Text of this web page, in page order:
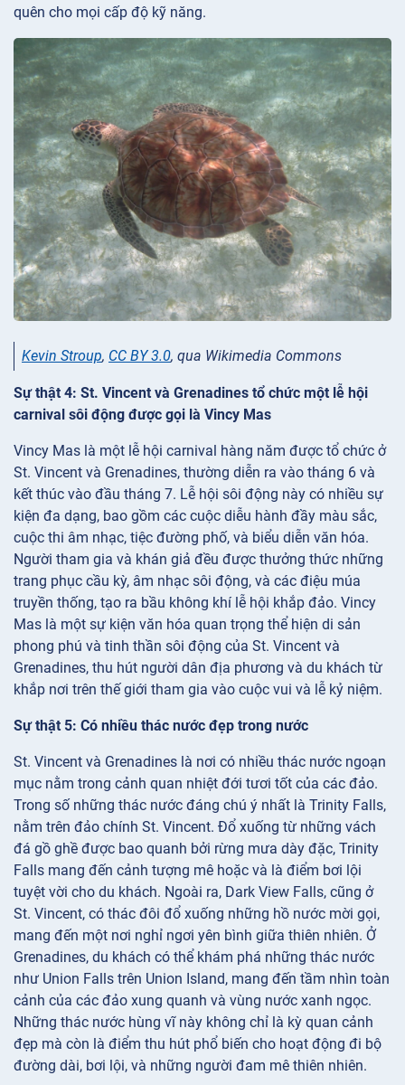
quên cho mọi cấp độ kỹ năng.
Kevin Stroup, CC BY 3.0, qua Wikimedia Commons
Sự thật 4: St. Vincent và Grenadines tổ chức một lễ hội
carnival sôi động được gọi là Vincy Mas
Vincy Mas là một lễ hội carnival hàng năm được tổ chức ở
St. Vincent và Grenadines, thường diễn ra vào tháng 6 và
kết thúc vào đầu tháng 7. Lễ hội sôi động này có nhiều sự
kiện đa dạng, bao gồm các cuộc diễu hành đầy màu sắc,
cuộc thi âm nhạc, tiệc đường phố, và biểu diễn văn hóa.
Người tham gia và khán giả đều được thưởng thức những
trang phục cầu kỳ, âm nhạc sôi động, và các điệu múa
truyền thống, tạo ra bầu không khí lễ hội khắp đảo. Vincy
Mas là một sự kiện văn hóa quan trọng thể hiện di sản
phong phú và tinh thần sôi động của St. Vincent và
Grenadines, thu hút người dân địa phương và du khách từ
khắp nơi trên thế giới tham gia vào cuộc vui và lễ kỷ niệm.
Sự thật 5: Có nhiều thác nước đẹp trong nước
St. Vincent và Grenadines là nơi có nhiều thác nước ngoạn
mục nằm trong cảnh quan nhiệt đới tươi tốt của các đảo.
Trong số những thác nước đáng chú ý nhất là Trinity Falls,
nằm trên đảo chính St. Vincent. Đổ xuống từ những vách
đá gồ ghề được bao quanh bởi rừng mưa dày đặc, Trinity
Falls mang đến cảnh tượng mê hoặc và là điểm bơi lội
tuyệt vời cho du khách. Ngoài ra, Dark View Falls, cũng ở
St. Vincent, có thác đôi đổ xuống những hồ nước mời gọi,
mang đến một nơi nghỉ ngơi yên bình giữa thiên nhiên. Ở
Grenadines, du khách có thể khám phá những thác nước
như Union Falls trên Union Island, mang đến tầm nhìn toàn
cảnh của các đảo xung quanh và vùng nước xanh ngọc.
Những thác nước hùng vĩ này không chỉ là kỳ quan cảnh
đẹp mà còn là điểm thu hút phổ biến cho hoạt động đi bộ
đường dài, bơi lội, và những người đam mê thiên nhiên.